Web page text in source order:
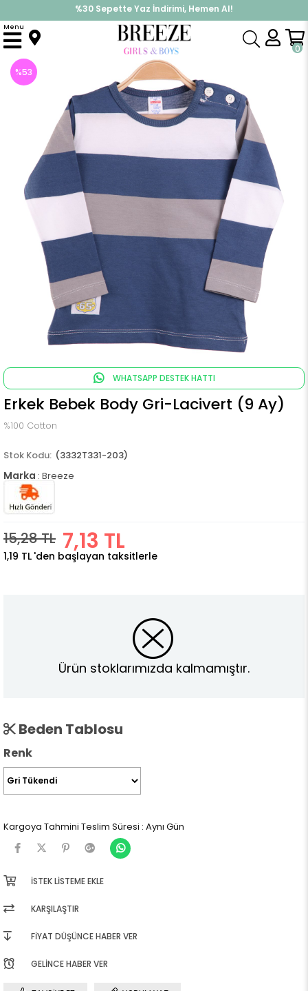
%30 Sepette Yaz İndirimi, Hemen Al!
İndirimlere ek %10 İndirimi Kap, Hemen Üye Ol!
0
Menu
Anasayfa Üst Giyim Uzun Kollu Tişört Erkek Bebek Body Gri-Lacivert (9 Ay)
%53
WHATSAPP DESTEK HATTI
Erkek Bebek Body Gri-Lacivert (9 Ay)
%100 Cotton
(3332T331-203)
Marka : Breeze
15,28 TL 7,13 TL
1,19 TL 'den başlayan taksitlerle
Ürün stoklarımızda kalmamıştır.
Beden Tablosu
Renk
Kargoya Tahmini Teslim Süresi : Aynı Gün
İSTEK LISTEME EKLE
KARŞILAŞTIR
FIYAT DÜŞÜNCE HABER VER
GELINCE HABER VER